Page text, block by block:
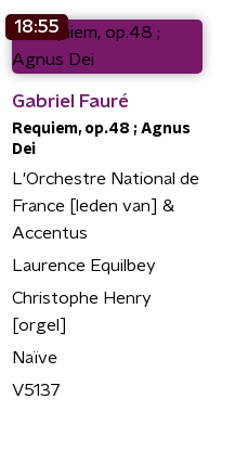
18:55
Gabriel Fauré
Requiem, op.48 ; Agnus
Dei
L'Orchestre National de
France [leden van] &
Accentus
Laurence Equilbey
Christophe Henry
[orgel]
Naïve
V5137